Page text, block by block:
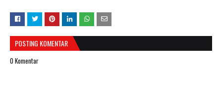
POSTING KOMENTAR
0 Komentar